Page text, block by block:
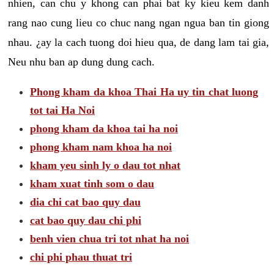
nhien, can chu y khong can phai bat ky kieu kem danh
rang nao cung lieu co chuc nang ngan ngua ban tin giong
nhau. ¿ay la cach tuong doi hieu qua, de dang lam tai gia,
Neu nhu ban ap dung dung cach.
Phong kham da khoa Thai Ha uy tin chat luong
tot tai Ha Noi
phong kham da khoa tai ha noi
phong kham nam khoa ha noi
kham yeu sinh ly o dau tot nhat
kham xuat tinh som o dau
dia chi cat bao quy dau
cat bao quy dau chi phi
benh vien chua tri tot nhat ha noi
chi phi phau thuat tri